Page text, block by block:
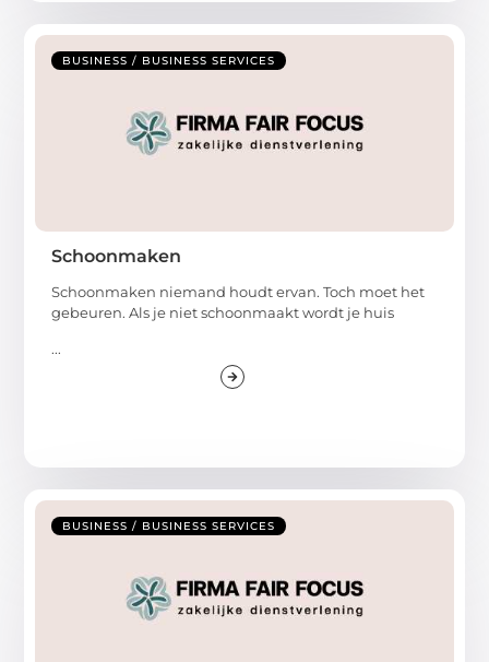
BUSINESS / BUSINESS SERVICES
Schoonmaken
Schoonmaken niemand houdt ervan. Toch moet het
gebeuren. Als je niet schoonmaakt wordt je huis
...
BUSINESS / BUSINESS SERVICES